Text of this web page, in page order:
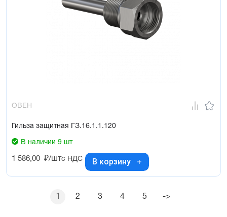
ОВЕН
Гильза защитная ГЗ.16.1.1.120
В наличии 9 шт
1 586,00 ₽/штс НДС В корзину
1 2 3 4 5 ->